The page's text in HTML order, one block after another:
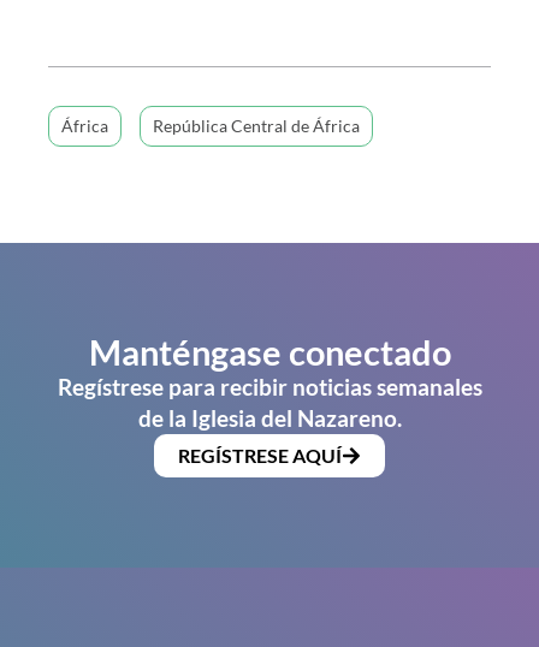
África República Central de África
Manténgase conectado
Regístrese para recibir noticias semanales
de la Iglesia del Nazareno.
REGÍSTRESE AQUÍ